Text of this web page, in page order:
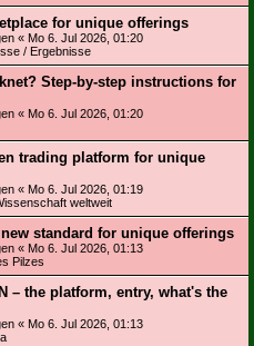
for unique offerings
« Mo 6. Jul 2026, 01:20
/ Ergebnisse
Step-by-step instructions for
« Mo 6. Jul 2026, 01:20
trading platform for unique
« Mo 6. Jul 2026, 01:19
weltweit
standard for unique offerings
« Mo 6. Jul 2026, 01:13
Pilzes
– the platform, entry, what's the
« Mo 6. Jul 2026, 01:13